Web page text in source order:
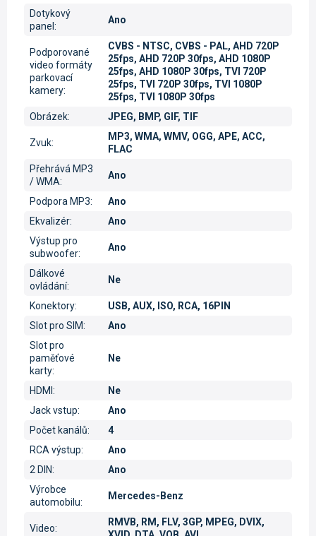
Dotykový
panel :
Ano
Podporované
video formáty
parkovací
kamery:
CVBS - NTSC, CVBS - PAL, AHD 720P
25fps, AHD 720P 30fps, AHD 1080P
25fps, AHD 1080P 30fps, TVI 720P
25fps, TVI 720P 30fps, TVI 1080P
25fps, TVI 1080P 30fps
Obrázek: JPEG, BMP, GIF, TIF
Zvuk:
MP3, WMA, WMV, OGG, APE, ACC,
FLAC
Přehrává MP3
/ WMA:
Ano
Podpora MP3:
Ano
Ekvalizér:
Ano
Výstup pro
subwoofer:
Ano
Dálkové
ovládání:
Ne
Konektory:
USB, AUX, ISO, RCA, 16PIN
Slot pro SIM:
Ano
Slot pro
paměťové
karty:
Ne
HDMI :
Ne
Jack vstup:
Ano
Počet kanálů:
4
RCA výstup:
Ano
2 DIN:
Ano
Výrobce
automobilu:
Mercedes-Benz
Video:
RMVB, RM, FLV, 3GP, MPEG, DVIX,